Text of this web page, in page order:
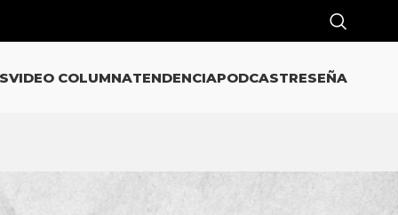
VIDEO COLUMNATENDENCIAPODCASTRESEÑA